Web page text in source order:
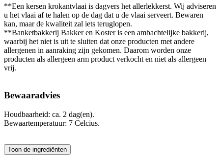
**Een kersen krokantvlaai is dagvers het allerlekkerst. Wij adviseren
u het vlaai af te halen op de dag dat u de vlaai serveert. Bewaren
kan, maar de kwaliteit zal iets teruglopen.
**Banketbakkerij Bakker en Koster is een ambachtelijke bakkerij,
waarbij het niet is uit te sluiten dat onze producten met andere
allergenen in aanraking zijn gekomen. Daarom worden onze
producten als allergeen arm product verkocht en niet als allergeen
vrij.
Bewaaradvies
Houdbaarheid: ca. 2 dag(en).
Bewaartemperatuur: 7 Celcius.